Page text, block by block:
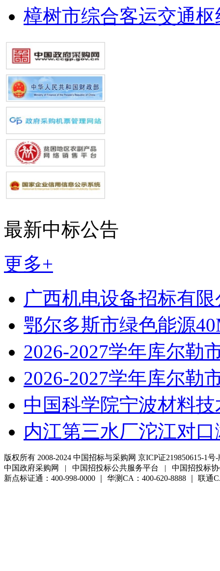
樟树市综合客运交通枢
最新中标公告
更多+
广西机电设备招标有
鄂尔多斯市绿色能源
2026-2027学年库尔勒
2026-2027学年库尔勒
中国科学院宁波材料
内江第三水厂沱江对
版权所有 2008-2024 中国招标与采购网 京ICP证219850615-1号
中国政府采购网 | 中国招投标公共服务平台 | 中国招投标
新点标证通：400-998-0000 ｜ 华测CA：400-620-8888 ｜ 联通